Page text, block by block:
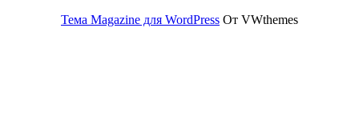
Тема Magazine для WordPress От VWthemes